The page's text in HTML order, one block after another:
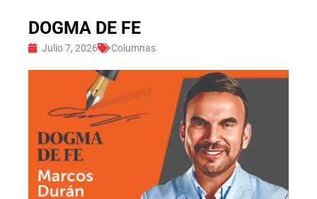
DOGMA DE FE
Julio 7, 2026 Columnas